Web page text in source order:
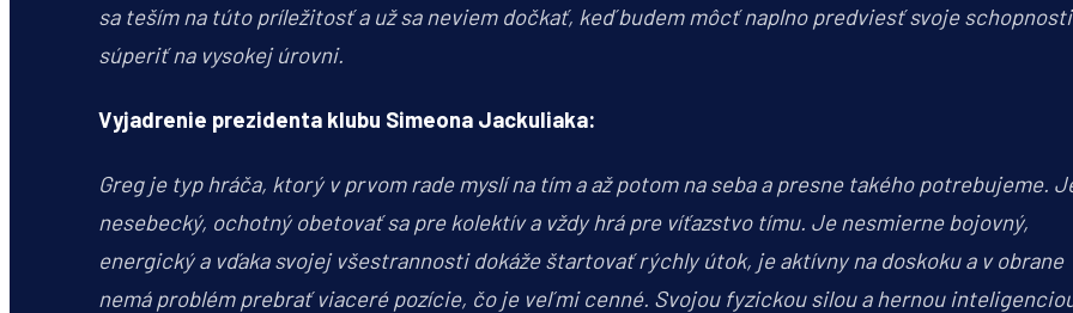
sa teším na túto príležitosť a už sa neviem dočkať, keď budem môcť naplno predviesť svoje
súperiť na vysokej úrovni.
Vyjadrenie prezidenta klubu Simeona Jackuliaka:
Greg je typ hráča, ktorý v prvom rade myslí na tím a až potom na seba a presne takého potrebujeme.
nesebecký, ochotný obetovať sa pre kolektív a vždy hrá pre víťazstvo tímu. Je nesmierne bojovný,
energický a vďaka svojej všestrannosti dokáže štartovať rýchly útok, je aktívny na doskoku a v obrane
nemá problém prebrať viaceré pozície, čo je veľmi cenné. Svojou fyzickou silou a hernou